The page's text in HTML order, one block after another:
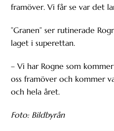
framöver. Vi får se var det
”Granen” ser rutinerade
laget i superettan.
– Vi har Rogne som
oss framöver och kommer
och hela året.
Foto: Bildbyrån